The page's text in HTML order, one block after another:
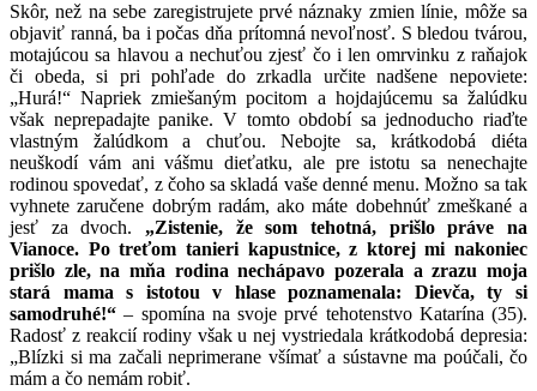
Skôr, než na sebe zaregistrujete prvé náznaky zmien línie, môže sa
objaviť ranná, ba i počas dňa prítomná nevoľnosť. S bledou tvárou,
motajúcou sa hlavou a nechuťou zjesť čo i len omrvinku z raňajok
či obeda, si pri pohľade do zrkadla určite nadšene nepoviete:
„Hurá!“ Napriek zmiešaným pocitom a hojdajúcemu sa žalúdku
však neprepadajte panike. V tomto období sa jednoducho riaďte
vlastným žalúdkom a chuťou. Nebojte sa, krátkodobá diéta
neuškodí vám ani vášmu dieťatku, ale pre istotu sa nenechajte
rodinou spovedať, z čoho sa skladá vaše denné menu. Možno sa tak
vyhnete zaručene dobrým radám, ako máte dobehnúť zmeškané a
jesť za dvoch. „Zistenie, že som tehotná, prišlo práve na
Vianoce. Po treťom tanieri kapustnice, z ktorej mi nakoniec
prišlo zle, na mňa rodina nechápavo pozerala a zrazu moja
stará mama s istotou v hlase poznamenala: Dievča, ty si
samodruhé!“ – spomína na svoje prvé tehotenstvo Katarína (35).
Radosť z reakcií rodiny však u nej vystriedala krátkodobá depresia:
„Blízki si ma začali neprimerane všímať a sústavne ma poúčali, čo
mám a čo nemám robiť.